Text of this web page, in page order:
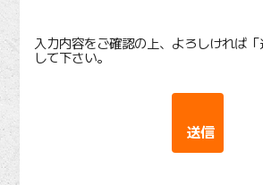
入力内容をご確認の上、よろしければ
して下さい。